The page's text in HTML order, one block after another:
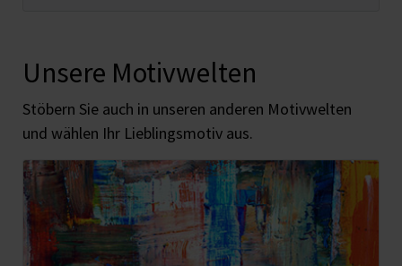
Unsere Motivwelten
Stöbern Sie auch in unseren anderen Motivwelten
und wählen Ihr Lieblingsmotiv aus.